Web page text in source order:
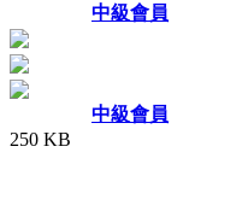
中級會員
中級會員
250 KB